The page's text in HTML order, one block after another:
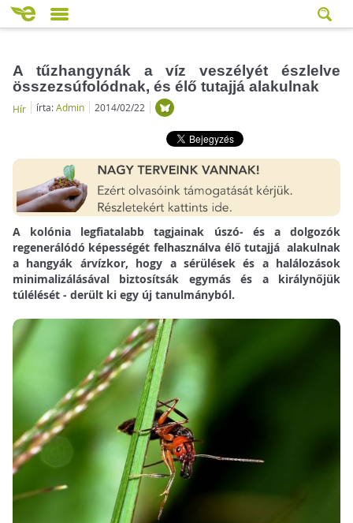
A tűzhangynák a víz veszélyét észlelve
összezsúfolódnak, és élő tutajjá alakulnak
Hír írta:Admin 2014/02/22
A kolónia legfiatalabb tagjainak úszó- és a dolgozók
regenerálódó képességét felhasználva élő tutajjá alakulnak
a hangyák árvízkor, hogy a sérülések és a halálozások
minimalizálásával biztosítsák egymás és a királynőjük
túlélését - derült ki egy új tanulmányból.